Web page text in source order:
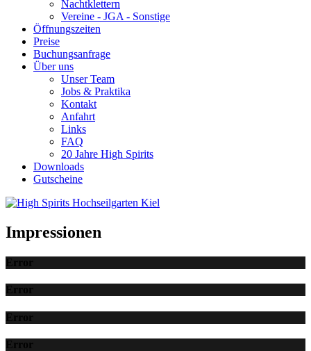
Nachtklettern
Vereine - JGA - Sonstige
Öffnungszeiten
Preise
Buchungsanfrage
Über uns
Unser Team
Jobs & Praktika
Kontakt
Anfahrt
Links
FAQ
20 Jahre High Spirits
Downloads
Gutscheine
Impressionen
Error
Error
Error
Error